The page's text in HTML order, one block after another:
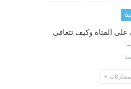
الفتاة وكيف تتعافى